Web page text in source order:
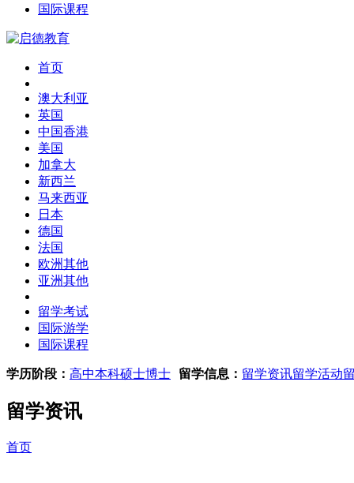
国际课程
首页
澳大利亚
英国
中国香港
美国
加拿大
新西兰
马来西亚
日本
德国
法国
欧洲其他
亚洲其他
留学考试
国际游学
国际课程
学历阶段： 高中本科硕士博士 留学信息： 留学资讯留学活动
留学资讯
首页